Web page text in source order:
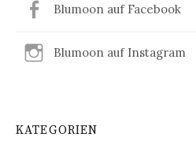
Blumoon auf Facebook
Blumoon auf Instagram
KATEGORIEN